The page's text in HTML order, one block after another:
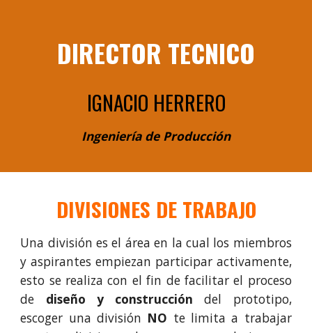
DIRECTOR TECNICO
IGNACIO HERRERO
Ingeniería de Producción
DIVISIONES DE TRABAJO
Una división es el área en la cual los miembros
y aspirantes empiezan participar activamente,
esto se realiza con el fin de facilitar el proceso
de diseño y construccióndel prototipo,
escoger una división NO te limita a trabajar